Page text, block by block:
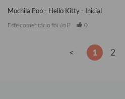
Mochila Pop - Hello Kitty - Inicial
Este comentário foi útil? 0
< 1 2